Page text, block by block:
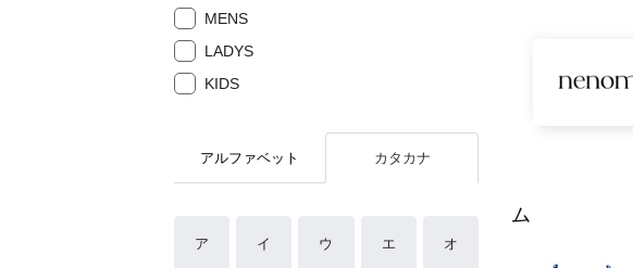
MENS
LADYS
KIDS
アルファベット カタカナ
ア イ ウ エ オ
ム